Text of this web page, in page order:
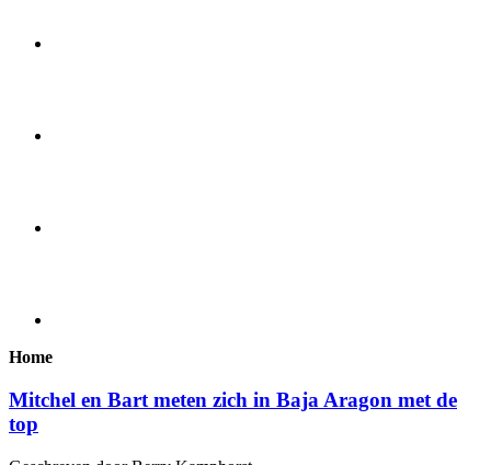
Home
Mitchel en Bart meten zich in Baja Aragon met de
top